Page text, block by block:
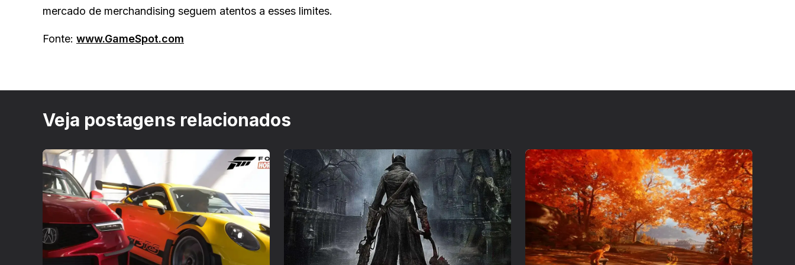
mercado de merchandising seguem atentos a esses limites.
Fonte: www.GameSpot.com
Veja postagens relacionados